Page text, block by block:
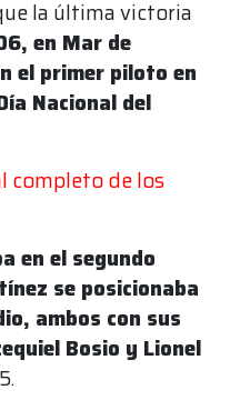
la última victoria
en Mar de
el primer piloto en
Nacional del
completo de los
en el segundo
se posicionaba
ambos con sus
Bosio y Lionel